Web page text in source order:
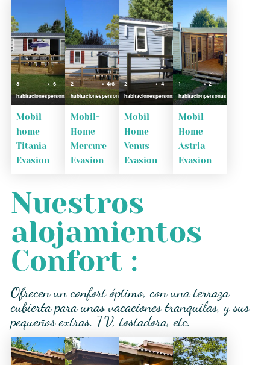
3
habitaciones
6
personas
Mobil
home
Titania
Evasion
2
habitaciones
4/6
personas
Mobil-
Home
Mercure
Evasion
2
habitaciones
4
personas
Mobil
Home
Venus
Evasion
1
habitacion
2
personas
Mobil
Home
Astria
Evasion
Nuestros
alojamientos
Confort :
Ofrecen un confort óptimo, con una terraza
cubierta para unas vacaciones tranquilas, y sus
pequeños extras: TV, tostadora, etc.